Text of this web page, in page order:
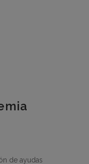
de ayudas